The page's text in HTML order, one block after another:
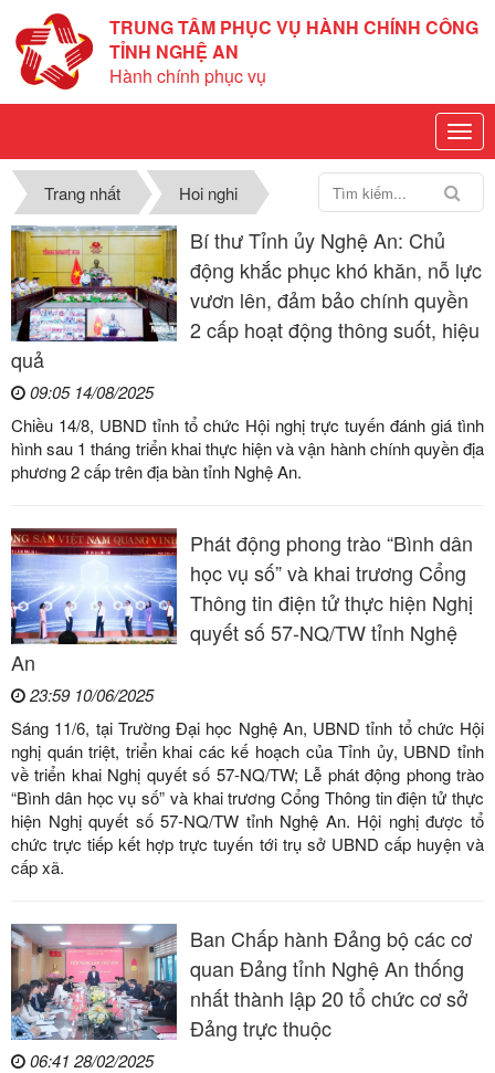
TRUNG TÂM PHỤC VỤ HÀNH CHÍNH CÔNG
TỈNH NGHỆ AN
Hành chính phục vụ
Trang nhất Hoi nghi
Bí thư Tỉnh ủy Nghệ An: Chủ
động khắc phục khó khăn, nỗ lực
vươn lên, đảm bảo chính quyền
2 cấp hoạt động thông suốt, hiệu
quả
09:05 14/08/2025
Chiều 14/8, UBND tỉnh tổ chức Hội nghị trực tuyến đánh giá tình
hình sau 1 tháng triển khai thực hiện và vận hành chính quyền địa
phương 2 cấp trên địa bàn tỉnh Nghệ An.
Phát động phong trào “Bình dân
học vụ số” và khai trương Cổng
Thông tin điện tử thực hiện Nghị
quyết số 57-NQ/TW tỉnh Nghệ
An
23:59 10/06/2025
Sáng 11/6, tại Trường Đại học Nghệ An, UBND tỉnh tổ chức Hội
nghị quán triệt, triển khai các kế hoạch của Tỉnh ủy, UBND tỉnh
về triển khai Nghị quyết số 57-NQ/TW; Lễ phát động phong trào
“Bình dân học vụ số” và khai trương Cổng Thông tin điện tử thực
hiện Nghị quyết số 57-NQ/TW tỉnh Nghệ An. Hội nghị được tổ
chức trực tiếp kết hợp trực tuyến tới trụ sở UBND cấp huyện và
cấp xã.
Ban Chấp hành Đảng bộ các cơ
quan Đảng tỉnh Nghệ An thống
nhất thành lập 20 tổ chức cơ sở
Đảng trực thuộc
06:41 28/02/2025